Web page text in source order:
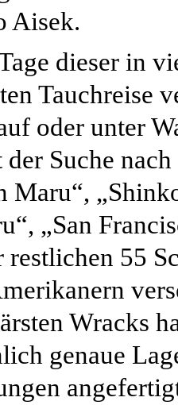
Aisek.
dieser in
Tauchreise
oder unter
Suche
Maru“,
„San
restlichen 55
Wracks
genaue